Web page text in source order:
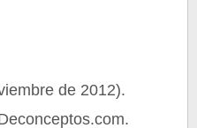
de 2012).